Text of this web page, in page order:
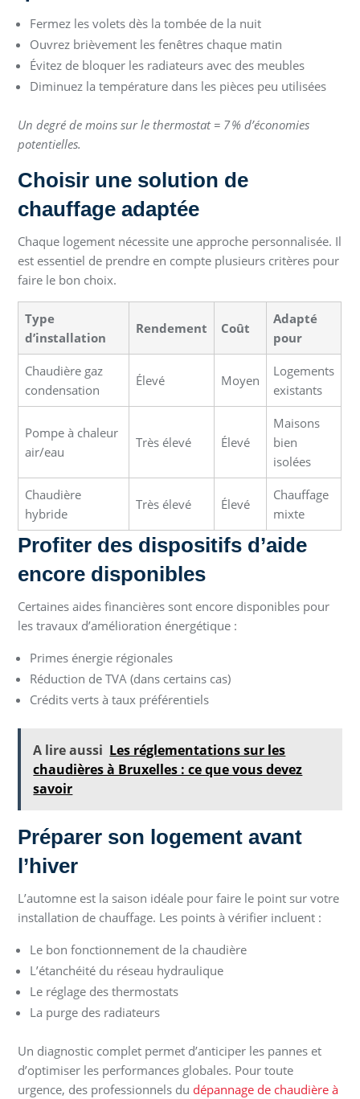
Fermez les volets dès la tombée de la nuit
Ouvrez brièvement les fenêtres chaque matin
Évitez de bloquer les radiateurs avec des meubles
Diminuez la température dans les pièces peu utilisées
Un degré de moins sur le thermostat = 7 % d’économies
potentielles.
Choisir une solution de
chauffage adaptée
Chaque logement nécessite une approche personnalisée. Il
est essentiel de prendre en compte plusieurs critères pour
faire le bon choix.
Type
d’installation
Rendement Coût
Adapté
pour
Chaudière gaz
condensation
Élevé Moyen
Logements
existants
Pompe à chaleur
air/eau
Très élevé Élevé
Maisons
bien
isolées
Chaudière
hybride
Très élevé Élevé
Chauffage
mixte
Profiter des dispositifs d’aide
encore disponibles
Certaines aides financières sont encore disponibles pour
les travaux d’amélioration énergétique :
Primes énergie régionales
Réduction de TVA (dans certains cas)
Crédits verts à taux préférentiels
A lire aussi Les réglementations sur les
chaudières à Bruxelles : ce que vous devez
savoir
Préparer son logement avant
l’hiver
L’automne est la saison idéale pour faire le point sur votre
installation de chauffage. Les points à vérifier incluent :
Le bon fonctionnement de la chaudière
L’étanchéité du réseau hydraulique
Le réglage des thermostats
La purge des radiateurs
Un diagnostic complet permet d’anticiper les pannes et
d’optimiser les performances globales. Pour toute
urgence, des professionnels du dépannage de chaudière à